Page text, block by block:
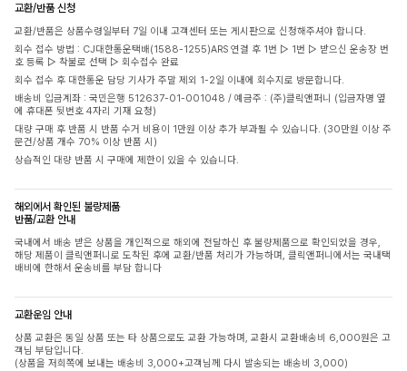
교환/반품 신청
교환/반품은 상품수령일부터 7일 이내 고객센터 또는 게시판으로 신청해주셔야 합니다.
회수 접수 방법 : CJ대한통운택배(1588-1255)ARS 연결 후 1번 ▷ 1번 ▷ 받으신 운송장 번
호 등록 ▷ 착불로 선택 ▷ 회수접수 완료
회수 접수 후 대한통운 담당 기사가 주말 제외 1-2일 이내에 회수지로 방문합니다.
배송비 입금계좌 : 국민은행 512637-01-001048 / 예금주 : (주)클릭앤퍼니 (입금자명 옆
에 휴대폰 뒷번호 4자리 기재 요청)
대량 구매 후 반품 시 반품 수거 비용이 1만원 이상 추가 부과될 수 있습니다. (30만원 이상 주
문건/상품 개수 70% 이상 반품 시)
상습적인 대량 반품 시 구매에 제한이 있을 수 있습니다.
해외에서 확인된 불량제품
반품/교환 안내
국내에서 배송 받은 상품을 개인적으로 해외에 전달하신 후 불량제품으로 확인되었을 경우,
해당 제품이 클릭앤퍼니로 도착된 후에 교환/반품 처리가 가능하며, 클릭앤퍼니에서는 국내택
배비에 한해서 운송비를 부담 합니다
교환운임 안내
상품 교환은 동일 상품 또는 타 상품으로도 교환 가능하며, 교환시 교환배송비 6,000원은 고
객님 부담입니다.
(상품을 저희쪽에 보내는 배송비 3,000+고객님께 다시 발송되는 배송비 3,000)